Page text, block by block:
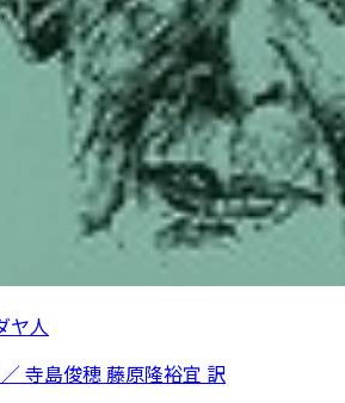
ヤ人
寺島俊穂 藤原隆裕宜 訳